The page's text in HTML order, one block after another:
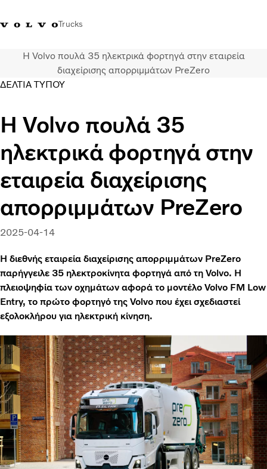
Trucks
+302103483300Merchandise Shop Volvo TrucksGreece
Φορτηγά
Υπηρεσίες
Εντοπισμός συνεργάτη
ΤΕΛΕΥΤΑΙΑ ΝΕΑ
Σχετικά με εμάς
Οι πελάτες μας
Επικοινωνήστε μαζί μας
Η Volvo πουλά 35 ηλεκτρικά φορτηγά στην εταιρεία
διαχείρισης απορριμμάτων PreZero
ΔΕΛΤΙΑ ΤΥΠΟΥ
Η Volvo πουλά 35
ηλεκτρικά φορτηγά στην
εταιρεία διαχείρισης
απορριμμάτων PreZero
2025-04-14
Η διεθνής εταιρεία διαχείρισης απορριμμάτων PreZero
παρήγγειλε 35 ηλεκτροκίνητα φορτηγά από τη Volvo. Η
πλειοψηφία των οχημάτων αφορά το μοντέλο Volvo FM Low
Entry, το πρώτο φορτηγό της Volvo που έχει σχεδιαστεί
εξολοκλήρου για ηλεκτρική κίνηση.